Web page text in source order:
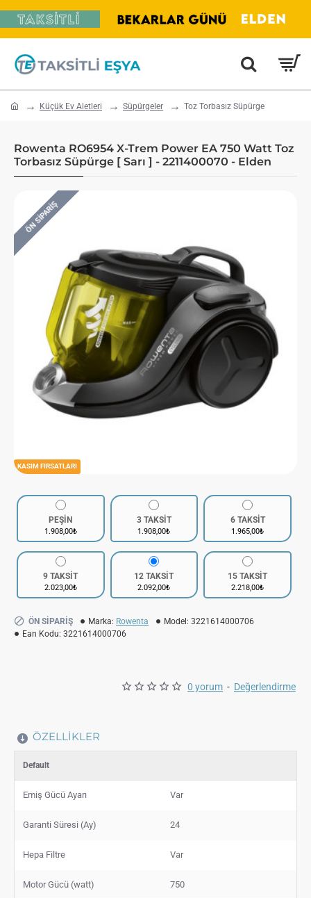
home Küçük Ev Aletleri Süpürgeler Toz Torbasız Süpürge
Rowenta RO6954 X-Trem Power EA 750 Watt Toz
Torbasız Süpürge [ Sarı ] - 2211400070 - Elden
KASIM FIRSATLARI
ÖN SIPARIŞ
0 yorum - Değerlendirme
PEŞİN
1.908,00₺
3 TAKSİT
1.908,00₺
6 TAKSİT
1.965,00₺
9 TAKSİT
2.023,00₺
12 TAKSİT
2.092,00₺
15 TAKSİT
2.218,00₺
ÖN SIPARIŞ Marka: Rowenta Model: 3221614000706
Ean Kodu: 3221614000706
ÖZELLIKLER
Default
Emiş Gücü Ayarı Var
Garanti Süresi (Ay) 24
Hepa Filtre Var
Motor Gücü (watt) 750